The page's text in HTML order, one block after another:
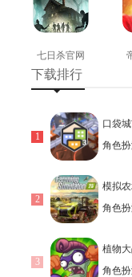
七日杀官网
版
查看
下载排行
口袋
角色
模拟
角色
植物
角色